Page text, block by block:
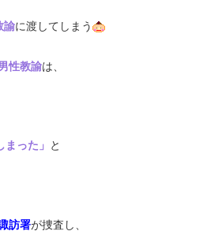
諭に渡してしまう
性教諭は、
まった」 と
訪署が捜査し、